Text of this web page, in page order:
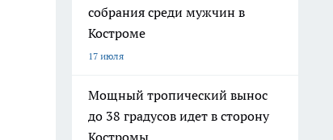
собрания среди мужчин в
Костроме
17 июля
Мощный тропический вынос
до 38 градусов идет в сторону
Костромы